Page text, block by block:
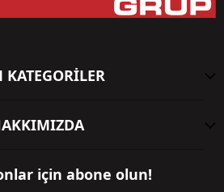
KATEGORİLER
için abone olun!